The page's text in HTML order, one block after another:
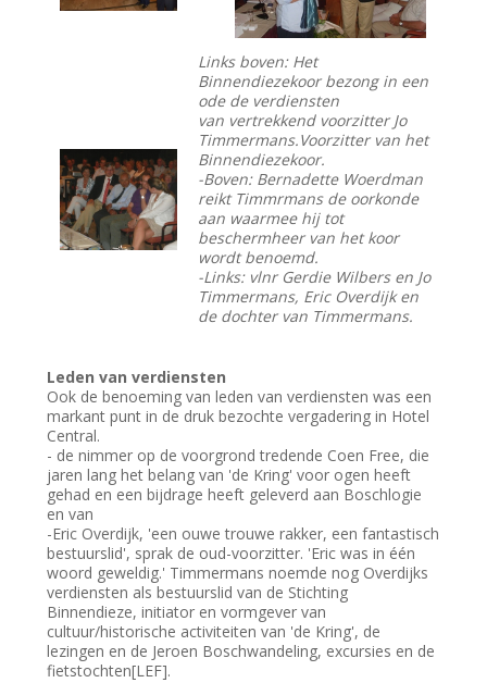
Links boven: Het
Binnendiezekoor bezong in een
ode de verdiensten
van vertrekkend voorzitter Jo
Timmermans.Voorzitter van het
Binnendiezekoor.
-Boven: Bernadette Woerdman
reikt Timmrmans de oorkonde
aan waarmee hij tot
beschermheer van het koor
wordt benoemd.
-Links: vlnr Gerdie Wilbers en Jo
Timmermans, Eric Overdijk en
de dochter van Timmermans.
Leden van verdiensten
Ook de benoeming van leden van verdiensten was een
markant punt in de druk bezochte vergadering in Hotel
Central.
- de nimmer op de voorgrond tredende Coen Free, die
jaren lang het belang van 'de Kring' voor ogen heeft
gehad en een bijdrage heeft geleverd aan Boschlogie
en van
-Eric Overdijk, 'een ouwe trouwe rakker, een fantastisch
bestuurslid', sprak de oud-voorzitter. 'Eric was in één
woord geweldig.' Timmermans noemde nog Overdijks
verdiensten als bestuurslid van de Stichting
Binnendieze, initiator en vormgever van
cultuur/historische activiteiten van 'de Kring', de
lezingen en de Jeroen Boschwandeling, excursies en de
fietstochten[LEF].